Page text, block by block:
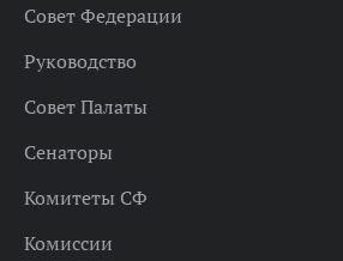
Совет Федерации
Руководство
Совет Палаты
Сенаторы
Комитеты СФ
Комиссии